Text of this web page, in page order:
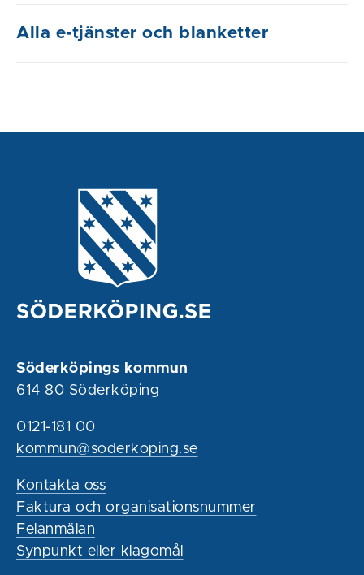
Alla e-tjänster och blanketter
Söderköpings kommun
614 80 Söderköping
0121-181 00
kommun@soderkoping.se
Kontakta oss
Faktura och organisationsnummer
Felanmälan
Synpunkt eller klagomål